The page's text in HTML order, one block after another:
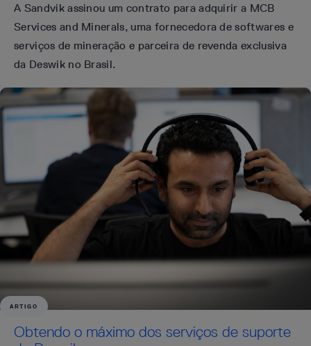
A Sandvik assinou um contrato para adquirir a MCB
Services and Minerals, uma fornecedora de softwares e
serviços de mineração e parceira de revenda exclusiva
da Deswik no Brasil.
ARTIGO
Obtendo o máximo dos serviços de suporte